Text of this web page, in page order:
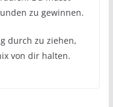
zu gewinnen.
durch zu ziehen,
von dir halten.